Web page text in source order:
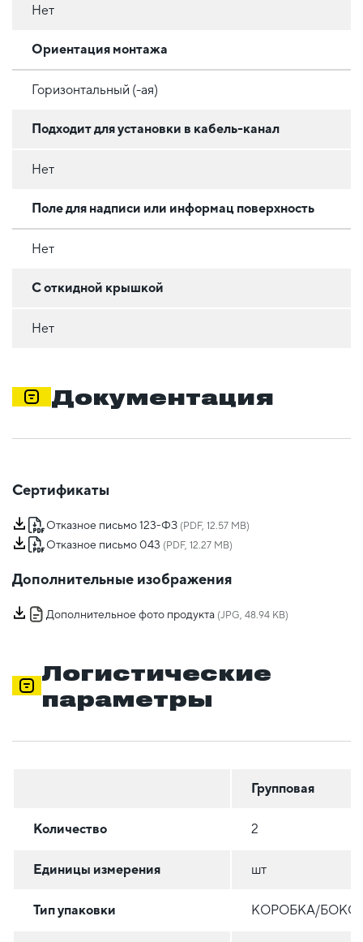
Нет
Ориентация монтажа
Горизонтальный (-ая)
Подходит для установки в кабель-канал
Нет
Поле для надписи или информац поверхность
Нет
С откидной крышкой
Нет
Документация
Сертификаты
Отказное письмо 123-ФЗ (PDF, 12.57 MB)
Отказное письмо 043 (PDF, 12.27 MB)
Дополнительные изображения
Дополнительное фото продукта (JPG, 48.94 KB)
Логистические
параметры
Групповая
Количество 2
Единицы измерения шт
Тип упаковки КОРОБКА/БОКС